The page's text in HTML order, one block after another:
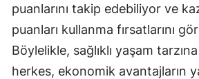
puanlarını takip edebiliyor ve
puanları kullanma fırsatlarını
Böylelikle, sağlıklı yaşam
herkes, ekonomik avantajların